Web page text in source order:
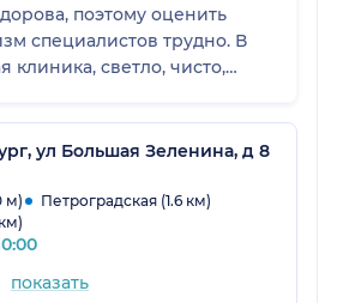
поэтому оценить
специалистов трудно. В
клиника, светло, чисто,
ул Большая Зеленина, д 8
м)
Петроградская (1.6 км)
показать